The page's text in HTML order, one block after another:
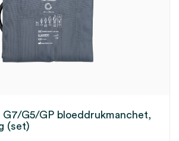
G7/G5/GP bloeddrukmanchet,
(set)